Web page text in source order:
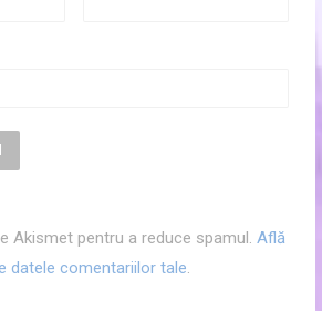
Akismet pentru a reduce spamul. Află
datele comentariilor tale.